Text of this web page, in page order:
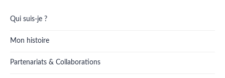
Qui suis-je ?
Mon histoire
Partenariats & Collaborations